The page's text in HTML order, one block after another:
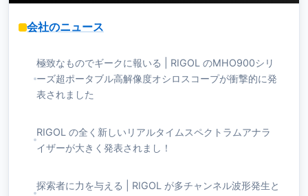
会社のニュース
極致なものでギークに報いる | RIGOL のMHO900シリ
ーズ超ポータブル高解像度オシロスコープが衝撃的に発
表されました
RIGOL の全く新しいリアルタイムスペクトラムアナラ
イザーが大きく発表されまし！
探索者に力を与える | RIGOL が多チャンネル波形発生と